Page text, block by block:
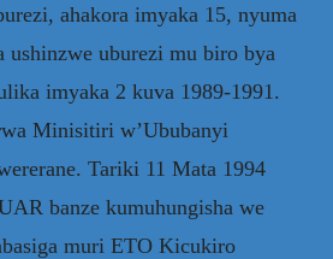
ahakora imyaka 15, nyuma
ushinzwe uburezi mu biro bya
imyaka 2 kuva 1989-1991.
Minisitiri w’Ububanyi
Tariki 11 Mata 1994
banze kumuhungisha we
muri ETO Kicukiro